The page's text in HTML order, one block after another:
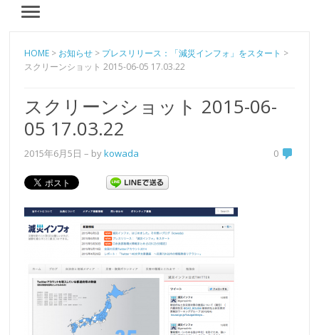
MENU
HOME > お知らせ > プレスリリース：「減災インフォ」をスタート >
スクリーンショット 2015-06-05 17.03.22
スクリーンショット 2015-06-
05 17.03.22
2015年6月5日 – bykowada 0